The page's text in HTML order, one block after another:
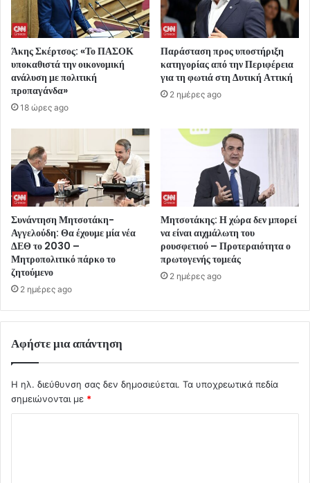
Άκης Σκέρτσος: «Το ΠΑΣΟΚ
υποκαθιστά την οικονομική
ανάλυση με πολιτική
προπαγάνδα»
18 ώρες ago
Παράσταση προς υποστήριξη
κατηγορίας από την Περιφέρεια
για τη φωτιά στη Δυτική Αττική
2 ημέρες ago
Συνάντηση Μητσοτάκη-
Αγγελούδη: Θα έχουμε μία νέα
ΔΕΘ το 2030 –
Μητροπολιτικό πάρκο το
ζητούμενο
2 ημέρες ago
Μητσοτάκης: Η χώρα δεν μπορεί
να είναι αιχμάλωτη του
ρουσφετιού – Προτεραιότητα ο
πρωτογενής τομεάς
2 ημέρες ago
Αφήστε μια απάντηση
Η ηλ. διεύθυνση σας δεν δημοσιεύεται. Τα υποχρεωτικά πεδία
σημειώνονται με *